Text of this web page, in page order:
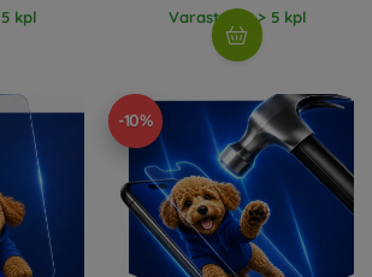
kpl Varastossa > 5 kpl
-10%